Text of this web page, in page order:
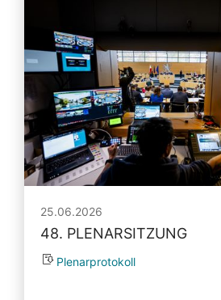
25.06.2026
48. PLENARSITZUNG
Plenarprotokoll